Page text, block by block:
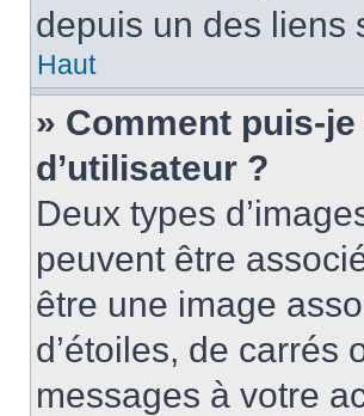
depuis un des liens
Haut
» Comment puis-
d’utilisateur ?
Deux types
peuvent être
être une image
d’étoiles, de carrés
messages à votre